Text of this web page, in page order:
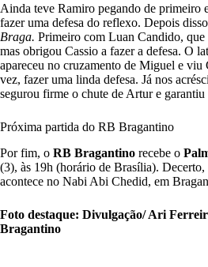
Ainda teve Ramiro pegando de primeiro
fazer uma defesa do reflexo. Depois
Braga. Primeiro com Luan Candido, que
mas obrigou Cassio a fazer a defesa. O
apareceu no cruzamento de Miguel e viu
vez, fazer uma linda defesa. Já nos
segurou firme o chute de Artur e
Próxima partida do RB Bragantino
Por fim, o RB Bragantino recebe o
(3), às 19h (horário de Brasília).
acontece no Nabi Abi Chedid, em
Foto destaque: Divulgação/ Ari
Bragantino